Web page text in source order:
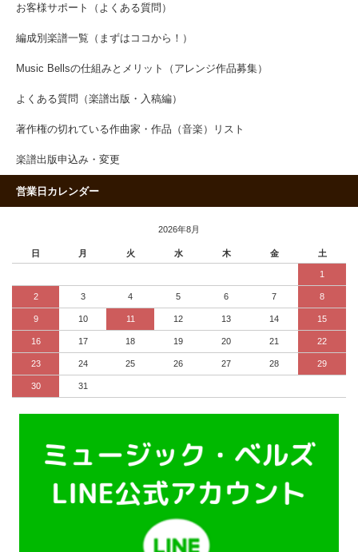
お客様サポート（よくある質問）
編成別楽譜一覧（まずはココから！）
Music Bellsの仕組みとメリット（アレンジ作品募集）
よくある質問（楽譜出版・入稿編）
著作権の切れている作曲家・作品（音楽）リスト
楽譜出版申込み・変更
営業日カレンダー
2026年8月
日 月 火 水 木 金 土
1
2 3 4 5 6 7 8
9 10 11 12 13 14 15
16 17 18 19 20 21 22
23 24 25 26 27 28 29
30 31